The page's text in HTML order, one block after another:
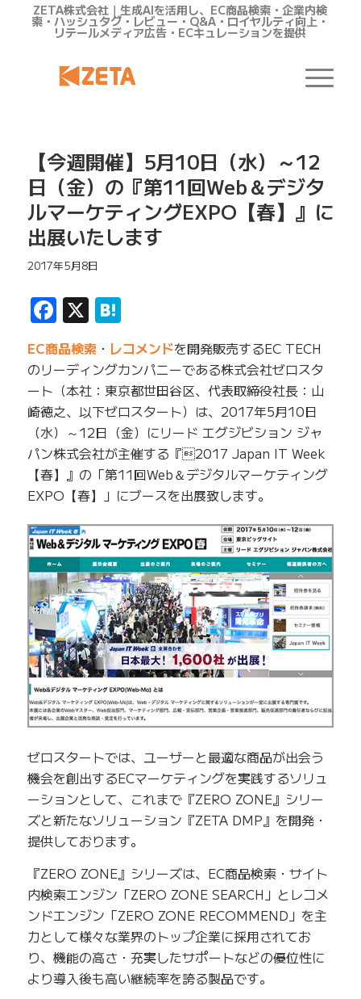
ZETA株式会社｜生成AIを活用し、EC商品検索・企業内検
索・ハッシュタグ・レビュー・Q&A・ロイヤルティ向上・
リテールメディア広告・ECキュレーションを提供
【今週開催】5月10日（水）～12
日（金）の『第11回Web＆デジタ
ルマーケティングEXPO【春】』に
出展いたします
2017年5月8日
Facebook
X Hatena
EC商品検索・ レコメンドを開発販売するEC TECH
のリーディングカンパニーである株式会社ゼロスタ
ート（本社：東京都世田谷区、代表取締役社長：山
崎徳之、以下ゼロスタート）は、2017年5月10日
（水）～12日（金）にリード エグジビション ジャ
パン株式会社が主催する『2017 Japan IT Week
【春】』の「第11回Web＆デジタルマーケティング
EXPO【春】」にブースを出展致します。
ゼロスタートでは、ユーザーと最適な商品が出会う
機会を創出するECマーケティングを実践するソリュ
ーションとして、これまで『ZERO ZONE』シリー
ズと新たなソリューション『ZETA DMP』を開発・
提供しております。
『ZERO ZONE』シリーズは、EC商品検索・サイト
内検索エンジン「ZERO ZONE SEARCH」とレコメ
ンドエンジン「ZERO ZONE RECOMMEND」を主
力として様々な業界のトップ企業に採用されてお
り、機能の高さ・充実したサポートなどの優位性に
より導入後も高い継続率を誇る製品です。